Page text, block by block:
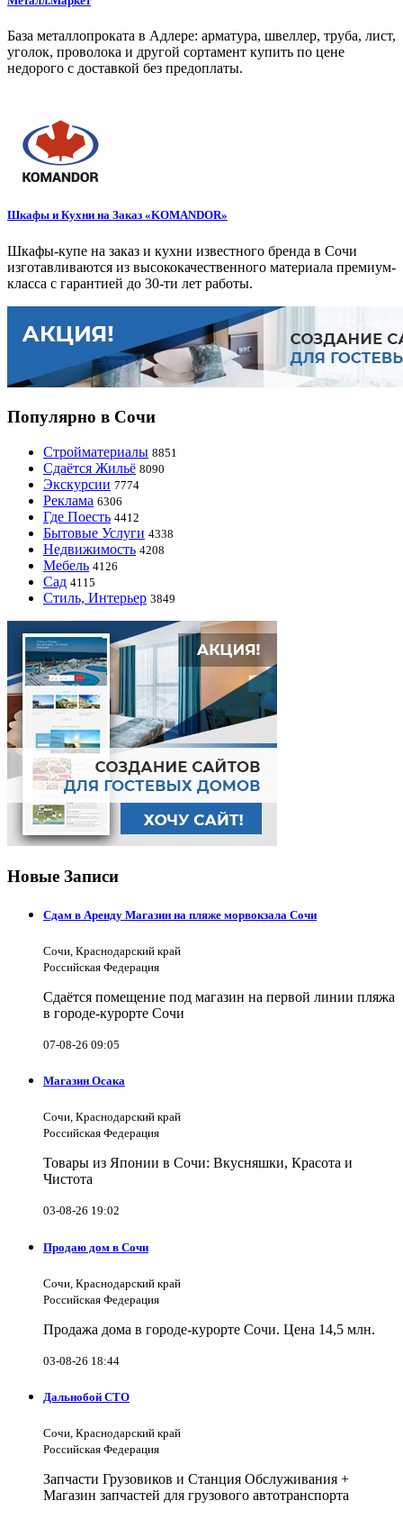
База металлопроката в Адлере: арматура, швеллер, труба, лист,
уголок, проволока и другой сортамент купить по цене
недорого с доставкой без предоплаты.
Шкафы и Кухни на Заказ «KOMANDOR»
Шкафы-купе на заказ и кухни известного бренда в Сочи
изготавливаются из высококачественного материала премиум-
класса с гарантией до 30-ти лет работы.
Популярно в Сочи
Стройматериалы 8851
Сдаётся Жильё 8090
Экскурсии 7774
Реклама 6306
Где Поесть 4412
Бытовые Услуги 4338
Недвижимость 4208
Мебель 4126
Сад 4115
Стиль, Интерьер 3849
Новые Записи
Сдам в Аренду Магазин на пляже морвокзала Сочи
Сочи, Краснодарский край
Российская Федерация
Сдаётся помещение под магазин на первой линии пляжа
в городе-курорте Сочи
07-08-26 09:05
Магазин Осака
Сочи, Краснодарский край
Российская Федерация
Товары из Японии в Сочи: Вкусняшки, Красота и
Чистота
03-08-26 19:02
Продаю дом в Сочи
Сочи, Краснодарский край
Российская Федерация
Продажа дома в городе-курорте Сочи. Цена 14,5 млн.
03-08-26 18:44
Дальнобой СТО
Сочи, Краснодарский край
Российская Федерация
Запчасти Грузовиков и Станция Обслуживания +
Магазин запчастей для грузового автотранспорта